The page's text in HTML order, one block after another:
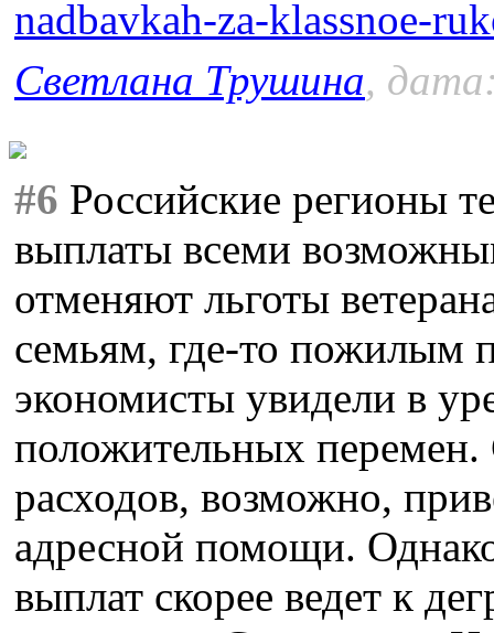
nadbavkah-za-klassnoe-
Светлана Трушина,
#6 Российские регионы
выплаты всеми
отменяют льготы
семьям, где-то пожилым
экономисты увидели в
положительных
расходов, возможно,
адресной помощи.
выплат скорее ведет к